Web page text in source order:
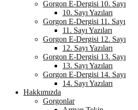
Gorgon E-Dergisi 10. Sayı
10. Sayı Yazıları
Gorgon E-Dergisi 11. Sayı
11. Sayı Yazıları
Gorgon E-Dergisi 12. Sayı
12. Sayı Yazıları
Gorgon E-Dergisi 13. Sayı
13. Sayı Yazıları
Gorgon E-Dergisi 14. Sayı
14. Sayı Yazıları
Hakkımızda
Gorgonlar